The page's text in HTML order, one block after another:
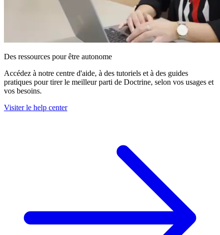
Des ressources pour être autonome
Accédez à notre centre d'aide, à des tutoriels et à des guides
pratiques pour tirer le meilleur parti de Doctrine, selon vos usages et
vos besoins.
Visiter le help center